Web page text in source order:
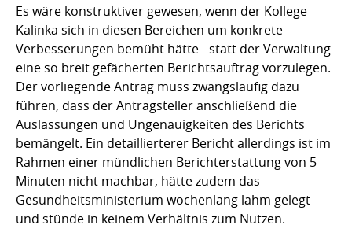
Es wäre konstruktiver gewesen, wenn der Kollege
Kalinka sich in diesen Bereichen um konkrete
Verbesserungen bemüht hätte - statt der Verwaltung
eine so breit gefächerten Berichtsauftrag vorzulegen.
Der vorliegende Antrag muss zwangsläufig dazu
führen, dass der Antragsteller anschließend die
Auslassungen und Ungenauigkeiten des Berichts
bemängelt. Ein detaillierterer Bericht allerdings ist im
Rahmen einer mündlichen Berichterstattung von 5
Minuten nicht machbar, hätte zudem das
Gesundheitsministerium wochenlang lahm gelegt
und stünde in keinem Verhältnis zum Nutzen.